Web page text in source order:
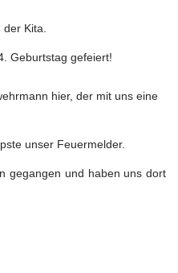
Kita.
Geburtstag gefeiert!
hier, der mit uns eine
unser Feuermelder.
gegangen und haben uns dort